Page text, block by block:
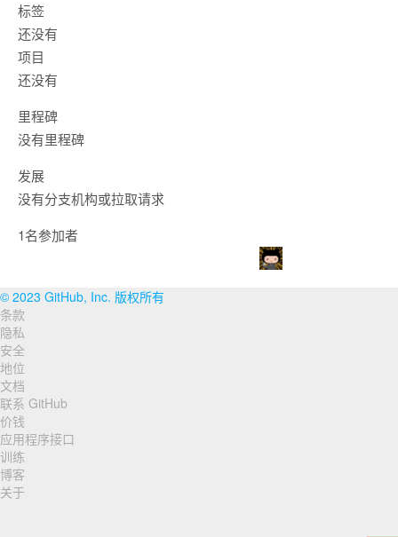
标签
还没有
项目
还没有
里程碑
没有里程碑
发展
没有分支机构或拉取请求
1名参加者
© 2023 GitHub, Inc. 版权所有
页
脚
导
航
条款
隐私
安全
地位
文档
联系 GitHub
价钱
应用程序接口
训练
博客
关于